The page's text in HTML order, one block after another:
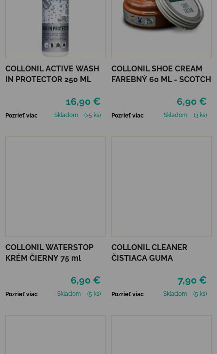
COLLONIL ACTIVE WASH
IN PROTECTOR 250 ML
16,90 €
Pozrieť viac Skladom (>5 ks)
COLLONIL SHOE CREAM
FAREBNÝ 60 ML - SCOTCH
6,90 €
Pozrieť viac Skladom (3 ks)
COLLONIL WATERSTOP
KRÉM ČIERNY 75 ml
6,90 €
Pozrieť viac Skladom (5 ks)
COLLONIL CLEANER
ČISTIACA GUMA
7,90 €
Pozrieť viac Skladom (5 ks)